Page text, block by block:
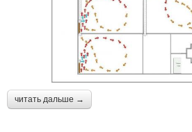
читать дальше →